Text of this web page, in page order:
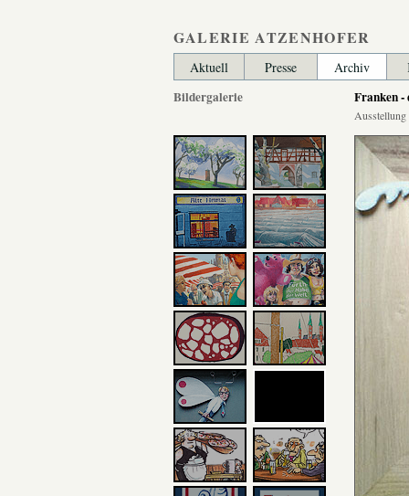
GALERIE ATZENHOFER
Aktuell Presse Archiv
Bildergalerie Franken -